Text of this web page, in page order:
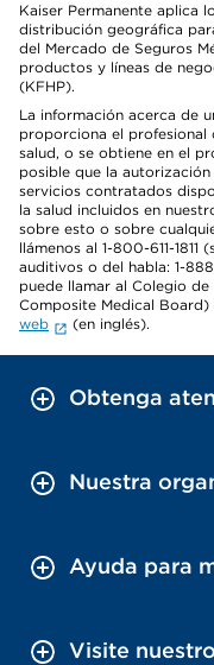
Kaiser Permanente aplica
distribución geográfica
del Mercado de Seguros
productos y líneas de
(KFHP).
La información acerca de
proporciona el profesional
salud, o se obtiene en el
posible que la
servicios contratados
la salud incluidos en
sobre esto o sobre
llámenos al 1-800-611-
auditivos o del habla: 1-
puede llamar al Colegio
Composite Medical
web
(en inglés).
Obtenga
Nuestra
Ayuda para
Visite